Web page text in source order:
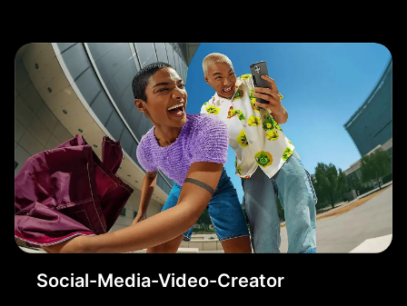
Social-Media-Video-Creator